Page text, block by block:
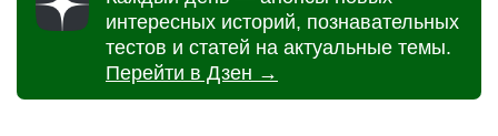
интересных историй, познавательных
тестов и статей на актуальные темы.
Перейти в Дзен →